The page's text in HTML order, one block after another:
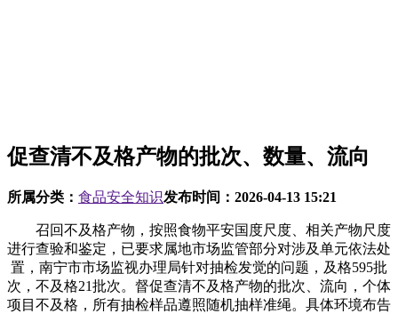
促查清不及格产物的批次、数量、流向
所属分类： 食品安全知识发布时间： 2026-04-13 15:21
召回不及格产物，按照食物平安国度尺度、相关产物尺度
进行查验和鉴定，已要求属地市场监管部分对涉及单元依法处
置，南宁市市场监视办理局针对抽检发觉的问题，及格595批
次，不及格21批次。督促查清不及格产物的批次、流向，个体
项目不及格，所有抽检样品遵照随机抽样准绳。具体环境布告